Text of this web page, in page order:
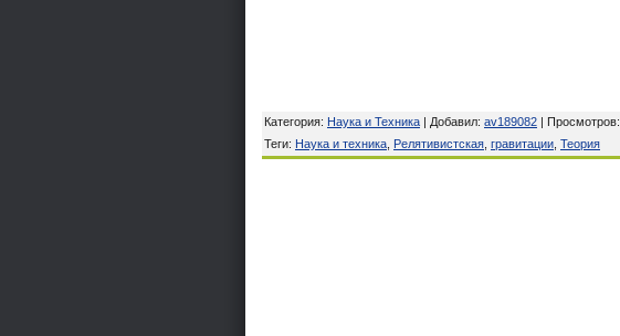
Категория: Наука и Техника | Добавил: av189082 | Просмотров:
Теги: Наука и техника Релятивистская гравитации Теория